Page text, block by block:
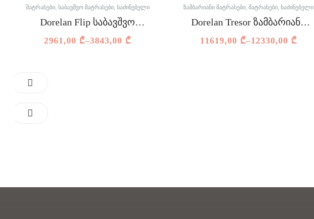
ᲛᲐᲢᲠᲐᲡᲔᲑᲘ, ᲡᲐᲑᲐᲕᲨᲕᲝ ᲛᲐᲢᲠᲐᲡᲔᲑᲘ, ᲡᲐᲫᲘᲜᲔᲑᲔᲚᲘ
Dorelan Flip საბავშვო
მატრასი
2961,00 ₾–3843,00 ₾
ᲖᲐᲛᲑᲐᲠᲘᲐᲜᲘ ᲛᲐᲢᲠᲐᲡᲔᲑᲘ, ᲛᲐᲢᲠᲐᲡᲔᲑᲘ, ᲡᲐᲫᲘᲜᲔᲑᲔᲚᲘ
Dorelan Tresor ზამბარიანი
მატრასი
11619,00 ₾–12330,00 ₾